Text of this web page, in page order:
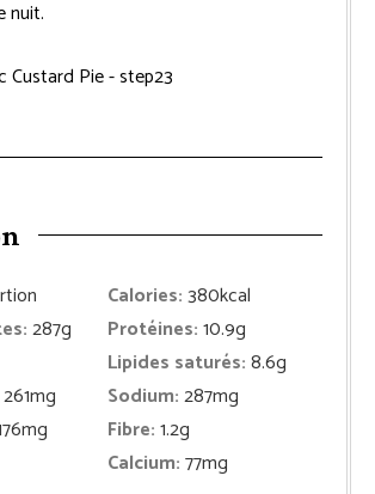
nuit.
Calories:380kcal
287g Protéines:10.9g
Lipides saturés:8.6g
261mg Sodium:287mg
mg Fibre:1.2g
Calcium:77mg